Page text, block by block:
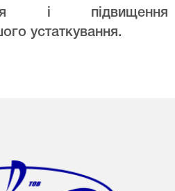
і підвищення
устаткування.